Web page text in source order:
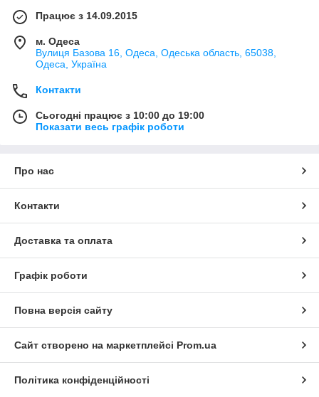
Працює з 14.09.2015
м. Одеса
Вулиця Базова 16, Одеса, Одеська область, 65038,
Одеса, Україна
Контакти
Сьогодні працює з 10:00 до 19:00
Показати весь графік роботи
Про нас
Контакти
Доставка та оплата
Графік роботи
Повна версія сайту
Сайт створено на маркетплейсі Prom.ua
Політика конфіденційності